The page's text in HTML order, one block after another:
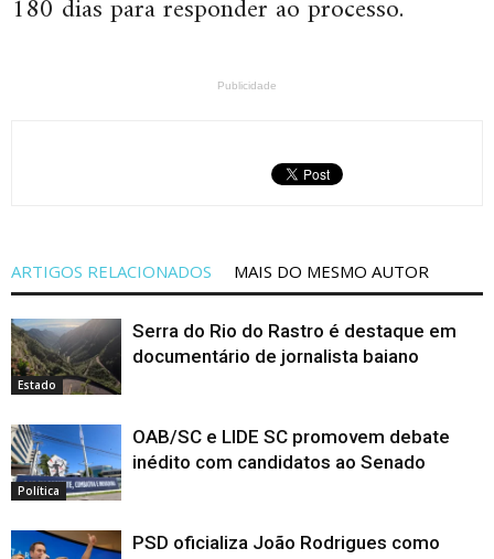
180 dias para responder ao processo.
Publicidade
ARTIGOS RELACIONADOS MAIS DO MESMO AUTOR
Estado
Serra do Rio do Rastro é destaque em
documentário de jornalista baiano
Política
OAB/SC e LIDE SC promovem debate
inédito com candidatos ao Senado
PSD oficializa João Rodrigues como